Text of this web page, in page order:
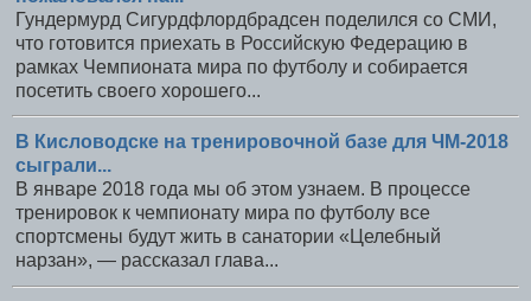
Гундермурд Сигурдфлордбрадсен поделился со СМИ,
что готовится приехать в Российскую Федерацию в
рамках Чемпионата мира по футболу и собирается
посетить своего хорошего...
В Кисловодске на тренировочной базе для ЧМ-2018
сыграли...
В январе 2018 года мы об этом узнаем. В процессе
тренировок к чемпионату мира по футболу все
спортсмены будут жить в санатории «Целебный
нарзан», — рассказал глава...